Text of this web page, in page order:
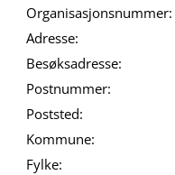
Organisasjonsnummer:
Adresse:
Besøksadresse:
Postnummer:
Poststed:
Kommune:
Fylke: